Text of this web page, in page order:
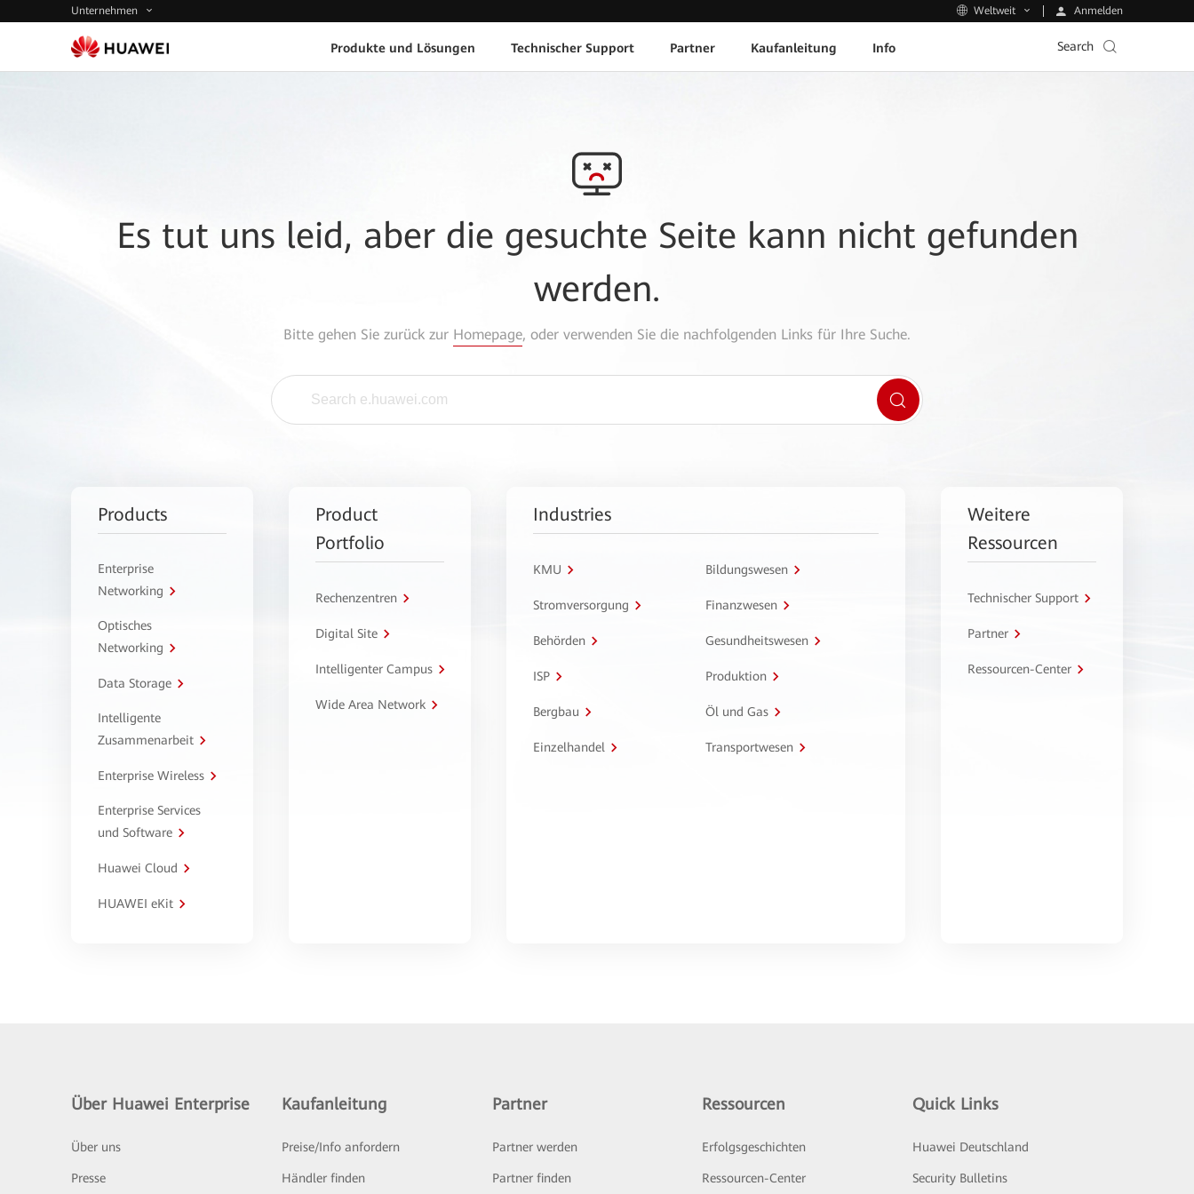
Unternehmen Weltweit Anmelden
Produkte und Lösungen Technischer Support Partner Kaufanleitung Info Search
Es tut uns leid, aber die gesuchte Seite kann nicht gefunden
werden.
Bitte gehen Sie zurück zur Homepage, oder verwenden Sie die nachfolgenden Links für Ihre Suche.
Products
Enterprise
Networking
Optisches
Networking
Data Storage
Intelligente
Zusammenarbeit
Enterprise Wireless
Enterprise Services
und Software
Huawei Cloud
HUAWEI eKit
Product
Portfolio
Rechenzentren
Digital Site
Intelligenter Campus
Wide Area Network
Industries
KMU Bildungswesen
Stromversorgung Finanzwesen
Behörden Gesundheitswesen
ISP Produktion
Bergbau Öl und Gas
Einzelhandel Transportwesen
Weitere
Ressourcen
Technischer Support
Partner
Ressourcen-Center
Über Huawei Enterprise
Über uns
Presse
Kaufanleitung
Preise/Info anfordern
Händler finden
Partner
Partner werden
Partner finden
Ressourcen
Erfolgsgeschichten
Ressourcen-Center
Quick Links
Huawei Deutschland
Security Bulletins